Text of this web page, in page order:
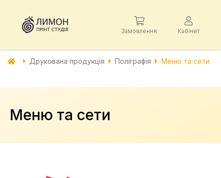
Замовлення Кабінет
Друкована продукція Поліграфія Меню та сети
Меню та сети